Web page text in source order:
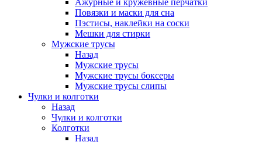
Ажурные и кружевные перчатки
Повязки и маски для сна
Пэстисы, наклейки на соски
Мешки для стирки
Мужские трусы
Назад
Мужские трусы
Мужские трусы боксеры
Мужские трусы слипы
Чулки и колготки
Назад
Чулки и колготки
Колготки
Назад